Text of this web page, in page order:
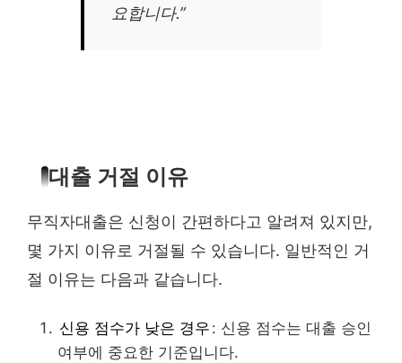
요합니다.”
대출 거절 이유
무직자대출은 신청이 간편하다고 알려져 있지만,
몇 가지 이유로 거절될 수 있습니다. 일반적인 거
절 이유는 다음과 같습니다.
신용 점수가 낮은 경우 : 신용 점수는 대출 승인
여부에 중요한 기준입니다.